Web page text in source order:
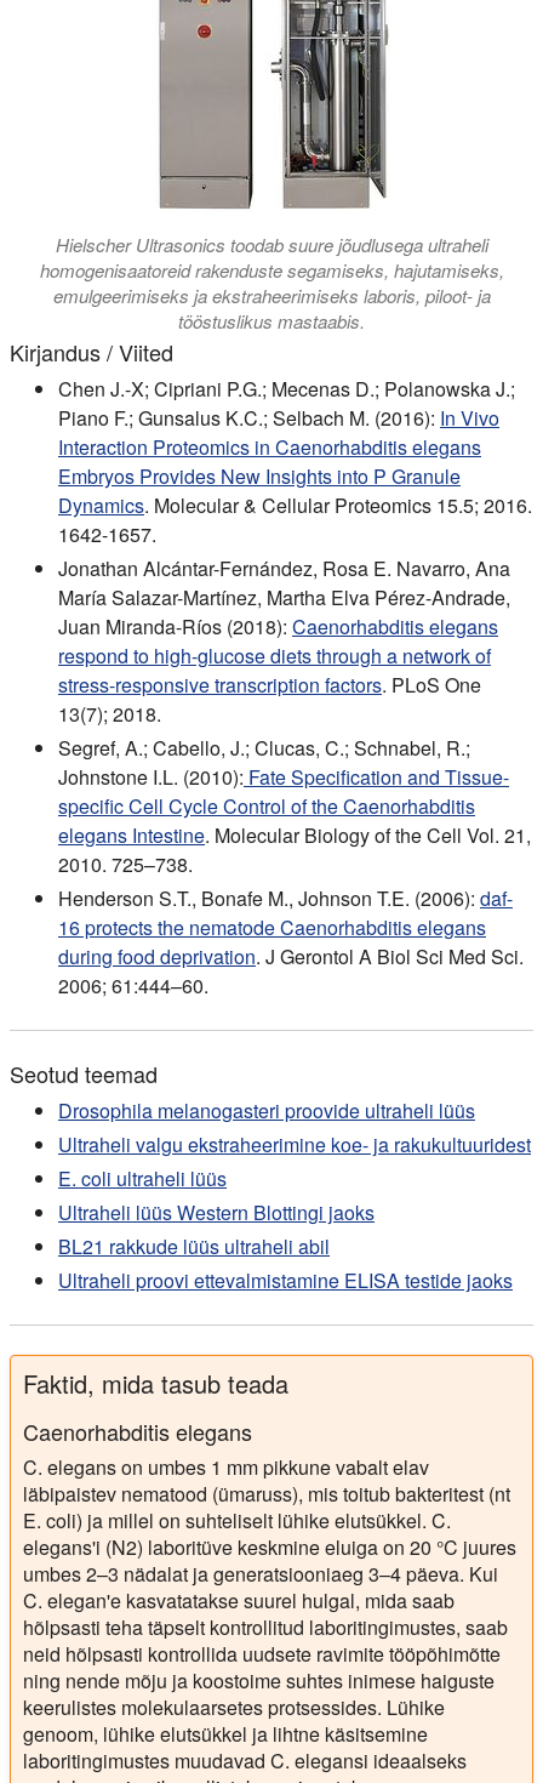
Hielscher Ultrasonics toodab suure jõudlusega ultraheli
homogenisaatoreid rakenduste segamiseks, hajutamiseks,
emulgeerimiseks ja ekstraheerimiseks laboris, piloot- ja
tööstuslikus mastaabis.
Kirjandus / Viited
Chen J.-X; Cipriani P.G.; Mecenas D.; Polanowska J.;
Piano F.; Gunsalus K.C.; Selbach M. (2016): In Vivo
Interaction Proteomics in Caenorhabditis elegans
Embryos Provides New Insights into P Granule
Dynamics. Molecular & Cellular Proteomics 15.5; 2016.
1642-1657.
Jonathan Alcántar-Fernández, Rosa E. Navarro, Ana
María Salazar-Martínez, Martha Elva Pérez-Andrade,
Juan Miranda-Ríos (2018): Caenorhabditis elegans
respond to high-glucose diets through a network of
stress-responsive transcription factors. PLoS One
13(7); 2018.
Segref, A.; Cabello, J.; Clucas, C.; Schnabel, R.;
Johnstone I.L. (2010): Fate Specification and Tissue-
specific Cell Cycle Control of the Caenorhabditis
elegans Intestine. Molecular Biology of the Cell Vol. 21,
2010. 725–738.
Henderson S.T., Bonafe M., Johnson T.E. (2006): daf-
16 protects the nematode Caenorhabditis elegans
during food deprivation. J Gerontol A Biol Sci Med Sci.
2006; 61:444–60.
Seotud teemad
Drosophila melanogasteri proovide ultraheli lüüs
Ultraheli valgu ekstraheerimine koe- ja rakukultuuridest
E. coli ultraheli lüüs
Ultraheli lüüs Western Blottingi jaoks
BL21 rakkude lüüs ultraheli abil
Ultraheli proovi ettevalmistamine ELISA testide jaoks
Faktid, mida tasub teada
Caenorhabditis elegans
C. elegans on umbes 1 mm pikkune vabalt elav
läbipaistev nematood (ümaruss), mis toitub bakteritest (nt
E. coli) ja millel on suhteliselt lühike elutsükkel. C.
elegans'i (N2) laboritüve keskmine eluiga on 20 °C juures
umbes 2–3 nädalat ja generatsiooniaeg 3–4 päeva. Kui
C. elegan'e kasvatatakse suurel hulgal, mida saab
hõlpsasti teha täpselt kontrollitud laboritingimustes, saab
neid hõlpsasti kontrollida uudsete ravimite tööpõhimõtte
ning nende mõju ja koostoime suhtes inimese haiguste
keerulistes molekulaarsetes protsessides. Lühike
genoom, lühike elutsükkel ja lihtne käsitsemine
laboritingimustes muudavad C. elegansi ideaalseks